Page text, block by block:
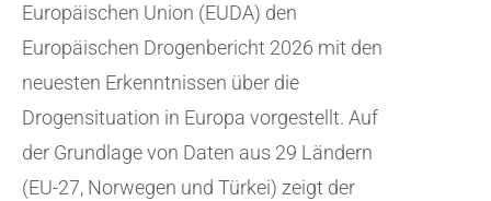
Europäischen Union (EUDA) den
Europäischen Drogenbericht 2026 mit den
neuesten Erkenntnissen über die
Drogensituation in Europa vorgestellt. Auf
der Grundlage von Daten aus 29 Ländern
(EU-27, Norwegen und Türkei) zeigt der